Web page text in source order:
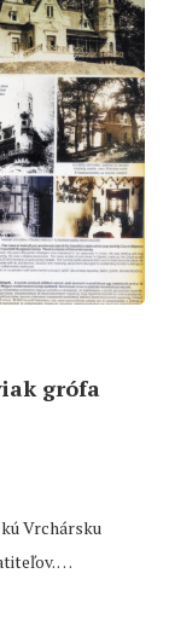
grófa
Vrchársku
…